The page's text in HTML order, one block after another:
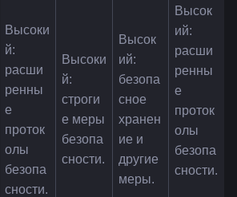
Высоки
й:
расши
ренны
е
проток
олы
безопа
сности.
Высоки
й:
строги
е меры
безопа
сности.
Высок
ий:
безопа
сное
хранен
ие и
другие
меры.
Высок
ий:
расши
ренны
е
проток
олы
безопа
сности.